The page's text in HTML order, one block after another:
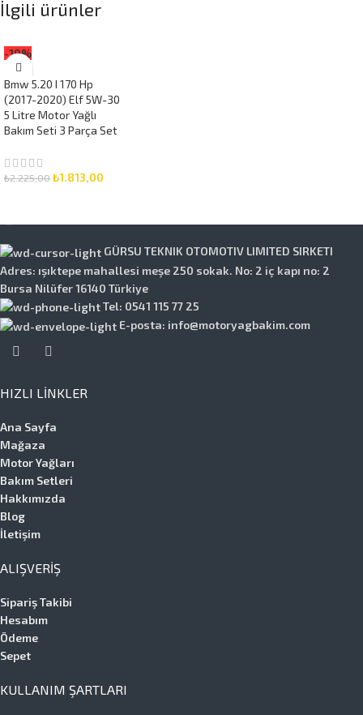
İlgili ürünler
-19%
Bmw 5.20 I 170 Hp
(2017-2020) Elf 5W-30
5 Litre Motor Yağlı
Bakım Seti 3 Parça Set
₺2.225,00₺1.813,00
GÜRSU TEKNIK OTOMOTIV LIMITED SIRKETI
Adres: ışıktepe mahallesi meşe 250 sokak. No: 2 iç kapı no: 2
Bursa Nilüfer 16140 Türkiye
Tel: 0541 115 77 25
E-posta: info@motoryagbakim.com
HIZLI LINKLER
Ana Sayfa
Mağaza
Motor Yağları
Bakım Setleri
Hakkımızda
Blog
İletişim
ALIŞVERIŞ
Sipariş Takibi
Hesabım
Ödeme
Sepet
KULLANIM ŞARTLARI